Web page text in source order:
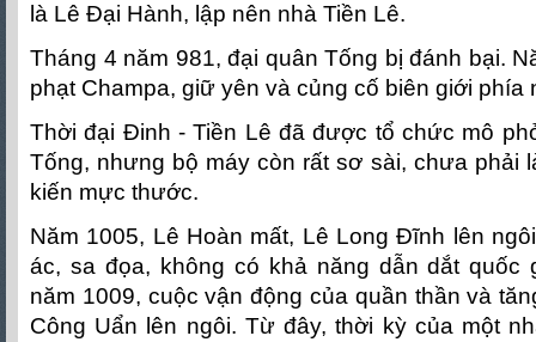
là Lê Đại Hành, lập nên nhà Tiền Lê.
Tháng 4 năm 981, đại quân Tống bị đánh bại.
phạt Champa, giữ yên và củng cố biên giới phía
Thời đại Đinh - Tiền Lê đã được tổ chức mô
Tống, nhưng bộ máy còn rất sơ sài, chưa phải
kiến mực thước.
Năm 1005, Lê Hoàn mất, Lê Long Đĩnh lên
ác, sa đọa, không có khả năng dẫn dắt quốc
năm 1009, cuộc vận động của quần thần và
Công Uẩn lên ngôi. Từ đây, thời kỳ của một